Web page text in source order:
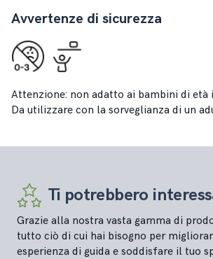
Avvertenze di sicurezza
Attenzione: non adatto ai bambini di età
Da utilizzare con la sorveglianza di un
Ti potrebbero
Grazie alla nostra vasta gamma di
tutto ciò di cui hai bisogno per
esperienza di guida e soddisfare il tuo